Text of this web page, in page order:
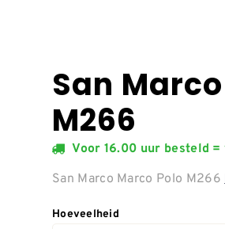
San
M266
Voor 16.00 uur besteld
San Marco Marco Polo M266
Hoeveelheid